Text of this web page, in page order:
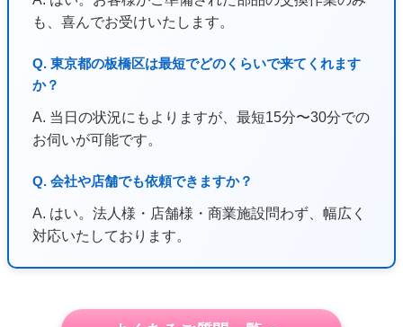
も、喜んでお受けいたします。
Q. 東京都の板橋区は最短でどのくらいで来てくれます
か？
A. 当日の状況にもよりますが、最短15分〜30分での
お伺いが可能です。
Q. 会社や店舗でも依頼できますか？
A. はい。法人様・店舗様・商業施設問わず、幅広く
対応いたしております。